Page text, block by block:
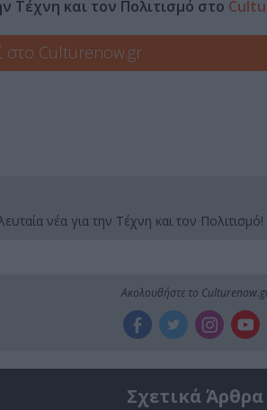
Τέχνη και τον Πολιτισμό στο
στο Culturenow.gr
νέα για την Τέχνη και τον Πολιτισμό!
Ακολουθήστε το
Σχετικά Άρθρα